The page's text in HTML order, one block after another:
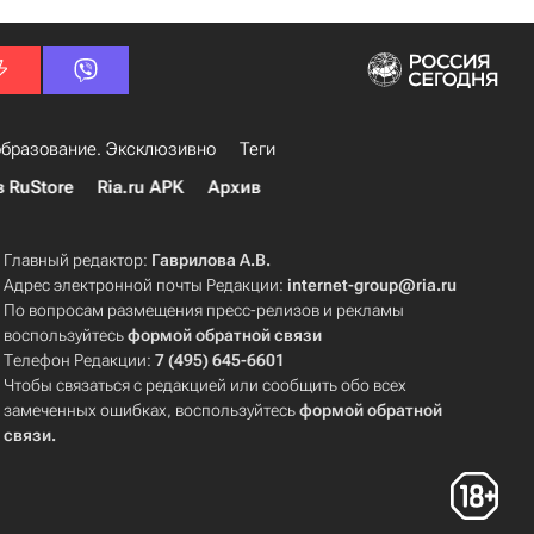
Эксклюзивно
Теги
RuStore
Ria.ru APK Архив
Главный редактор: Гаврилова А.В.
Адрес электронной почты Редакции:internet-group@ria.ru
По вопросам размещения пресс-релизов и рекламы
воспользуйтесьформой обратной связи
Телефон Редакции:7 (495) 645-6601
Чтобы связаться с редакцией или сообщить обо всех
замеченных ошибках, воспользуйтесьформой обратной
связи.